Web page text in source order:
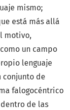
mismo;
está más allá
motivo,
como un campo
lenguaje
de
falogocéntrico
de las